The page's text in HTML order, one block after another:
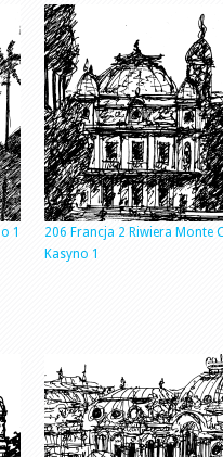
1
206 Francja 2 Riwiera Monte
Kasyno 1